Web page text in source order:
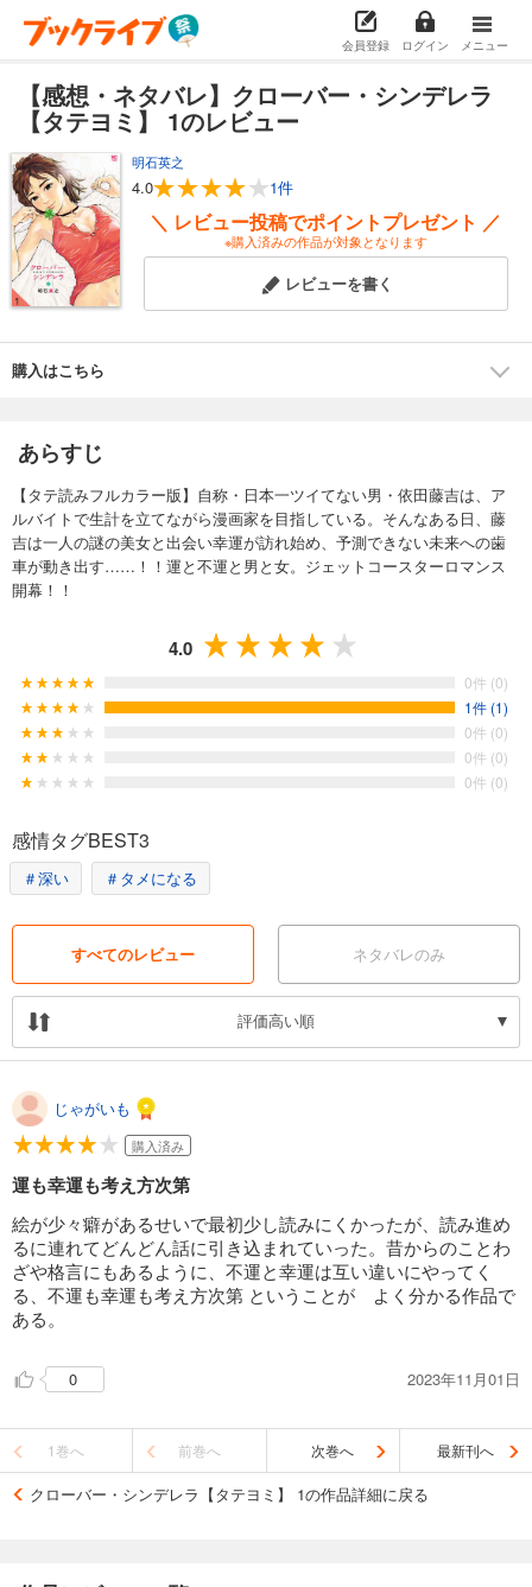
会員登録 ログイン メニュー
【感想・ネタバレ】クローバー・シンデレラ
【タテヨミ】 1のレビュー
明石英之
4.0 1件
＼ レビュー投稿でポイントプレゼント ／
※購入済みの作品が対象となります
レビューを書く
購入はこちら
あらすじ
【タテ読みフルカラー版】自称・日本一ツイてない男・依田藤吉は、ア
ルバイトで生計を立てながら漫画家を目指している。そんなある日、藤
吉は一人の謎の美女と出会い幸運が訪れ始め、予測できない未来への歯
車が動き出す……！！運と不運と男と女。ジェットコースターロマンス
開幕！！
4.0
0件 (0)
1件 (1)
0件 (0)
0件 (0)
0件 (0)
感情タグBEST3
＃深い ＃タメになる
すべてのレビュー ネタバレのみ
評価高い順
じゃがいも
購入済み
運も幸運も考え方次第
絵が少々癖があるせいで最初少し読みにくかったが、読み進め
るに連れてどんどん話に引き込まれていった。昔からのことわ
ざや格言にもあるように、不運と幸運は互い違いにやってく
る、不運も幸運も考え方次第 ということが よく分かる作品で
ある。
0 2023年11月01日
1巻へ 前巻へ 次巻へ 最新刊へ
クローバー・シンデレラ【タテヨミ】 1の作品詳細に戻る